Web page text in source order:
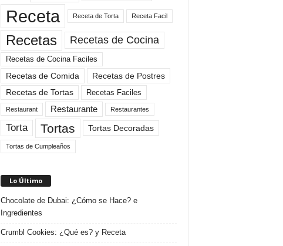
Receta Receta de Torta Receta Facil
Recetas Recetas de Cocina
Recetas de Cocina Faciles
Recetas de Comida
Recetas de Postres
Recetas de Tortas
Recetas Faciles
Restaurant Restaurante Restaurantes
Torta Tortas Tortas Decoradas
Tortas de Cumpleaños
Lo Último
Chocolate de Dubai: ¿Cómo se Hace? e
Ingredientes
Crumbl Cookies: ¿Qué es? y Receta